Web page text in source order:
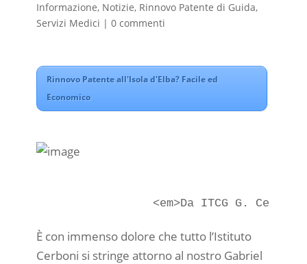
Informazione, Notizie, Rinnovo Patente di Guida,
Servizi Medici | 0 commenti
Rinnovo Patente all'Isola d'Elba? Facile ed
Economico
È con immenso dolore che tutto l’Istituto
Cerboni si stringe attorno al nostro Gabriel